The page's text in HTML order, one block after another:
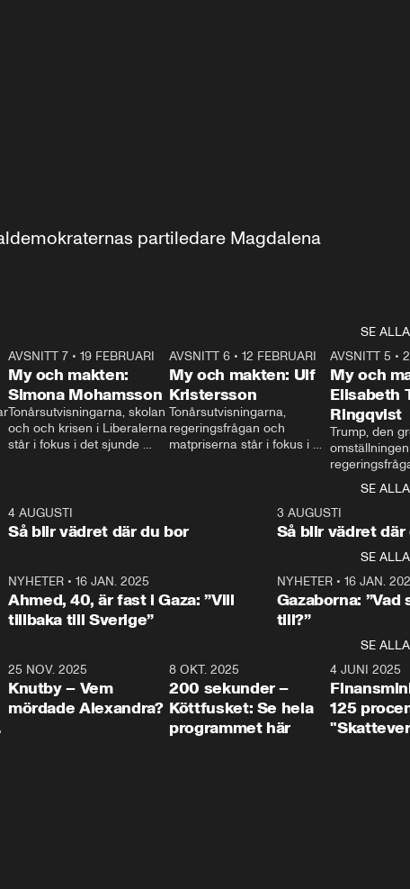
partiledare Magdalena
SE ALLA
24:30
AVSNITT 7• 19 FEBRUARI
My och makten:
Simona Mohamsson
Tonårsutvisningarna, skolan
och och krisen i Liberalerna
står i fokus i det sjunde
kommentator My
Rohwedder ställer
utbildnings- och
Mohamsson till svars.
27:30
AVSNITT 6 •12 FEBRUARI
My och makten: Ulf
Kristersson
Tonårsutvisningarna,
regeringsfrågan och
matpriserna står i fokus i
Rohwedder ställer
statsminister Ulf Kristersson
AVSNITT 5 •
My och
Elisabeth
Ringqvist
Trump, den
centrum i
avsnittet av
Makten”. Se
Aftonbladets
Rohwedder
Thand Ring
SE ALLA
4 AUGUSTI
Så blir vädret där du bor
3 AUGUSTI
Så blir vädret där
SE ALLA
NYHETER• 16 JAN. 2025
Ahmed, 40, är fast i Gaza: ”Vill
tillbaka till Sverige”
NYHETER• 16 JAN.
Gazaborna:
till?”
SE ALLA
31:05
25 NOV. 2025
Knutby – Vem
mördade Alexandra?
4:29
8 OKT. 2025
200 sekunder –
Köttfusket: Se hela
programmet här
4 JUNI 2025
125